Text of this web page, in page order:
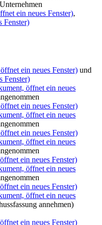
ein neues Fenster),
Fenster)
ein neues Fenster) und
Fenster)
öffnet ein neues
ein neues Fenster)
öffnet ein neues
ein neues Fenster)
öffnet ein neues
ein neues Fenster)
öffnet ein neues
ein neues Fenster)
öffnet ein neues
annehmen)
ein neues Fenster)